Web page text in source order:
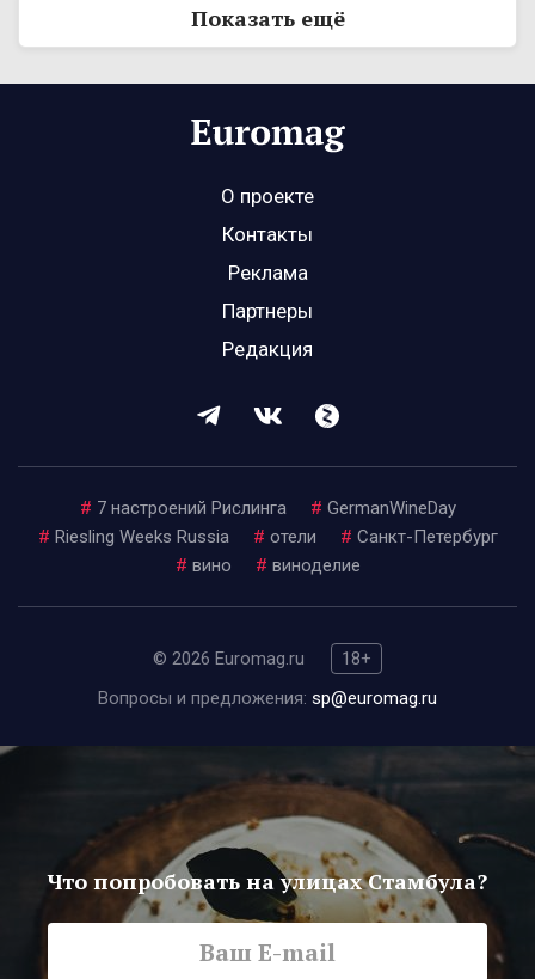
Показать ещё
О проекте
Контакты
Реклама
Партнеры
Редакция
# 7 настроений Рислинга # GermanWineDay
# Riesling Weeks Russia # отели # Санкт-Петербург
# вино # виноделие
© 2026 Euromag.ru
18+
Вопросы и предложения: sp@euromag.ru
Что попробовать на улицах Стамбула?